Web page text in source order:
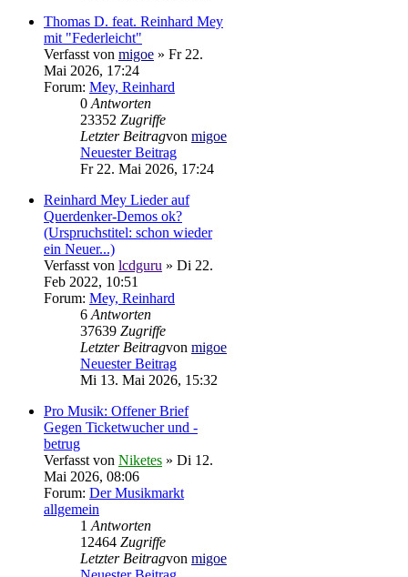
Thomas D. feat. Reinhard Mey
mit "Federleicht"
Verfasst von migoe » Fr 22.
Mai 2026, 17:24
Forum: Mey, Reinhard
0 Antworten
23352 Zugriffe
Letzter Beitragvon migoe
Neuester Beitrag
Fr 22. Mai 2026, 17:24
Reinhard Mey Lieder auf
Querdenker-Demos ok?
(Urspruchstitel: schon wieder
ein Neuer...)
Verfasst von lcdguru » Di 22.
Feb 2022, 10:51
Forum: Mey, Reinhard
6 Antworten
37639 Zugriffe
Letzter Beitragvon migoe
Neuester Beitrag
Mi 13. Mai 2026, 15:32
Pro Musik: Offener Brief
Gegen Ticketwucher und -
betrug
Verfasst von Niketes » Di 12.
Mai 2026, 08:06
Forum: Der Musikmarkt
allgemein
1 Antworten
12464 Zugriffe
Letzter Beitragvon migoe